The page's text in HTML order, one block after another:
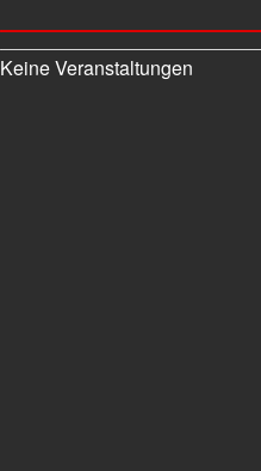
Keine Veranstaltungen